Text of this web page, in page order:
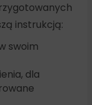
instrukcją:
swoim
dla